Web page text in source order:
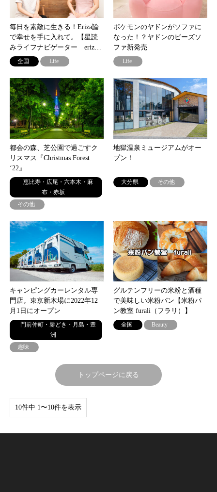
毎日を素敵に生きる！Eriza論
で幸せを手に入れて。【星読
みライフナビゲーター eriz…
全国 Life
ポケモンのヤドンがソファに
なった！？ヤドンのビーズソ
ファ新発売
Life
都会の森、芝公園で過ごすク
リスマス『Christmas Forest
‘22』
恵比寿・広尾・六本木・麻
布・赤坂
その他
地獄温泉ミュージアムがオー
プン！
大分県 その他
キャンピングカーレンタル専
門店。東京新木場に2022年12
月1日にオープン
門前仲町・勝どき・月島・豊
洲
趣味
グルテンフリーの米粉と酒種
で美味しい米粉パン【米粉パ
ン教室 furali（フラリ）】
全国 Beauty
トップページに戻る
10件中 1〜10件を表示